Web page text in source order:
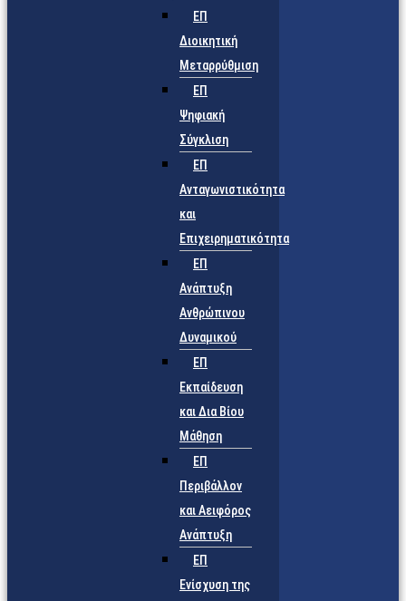
ΕΠ
Διοικητική
Μεταρρύθμιση
ΕΠ
Ψηφιακή
Σύγκλιση
ΕΠ
Ανταγωνιστικότητα
και
Επιχειρηματικότητα
ΕΠ
Ανάπτυξη
Ανθρώπινου
Δυναμικού
ΕΠ
Εκπαίδευση
και Δια Βίου
Μάθηση
ΕΠ
Περιβάλλον
και Αειφόρος
Ανάπτυξη
ΕΠ
Ενίσχυση της